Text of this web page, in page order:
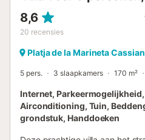
8,6
20 recensies
Platja de la Marineta
5 pers. 3 slaapkamers 170 m²
Internet, Parkeermogelijkheid,
Airconditioning, Tuin,
grondstuk, Handdoeken